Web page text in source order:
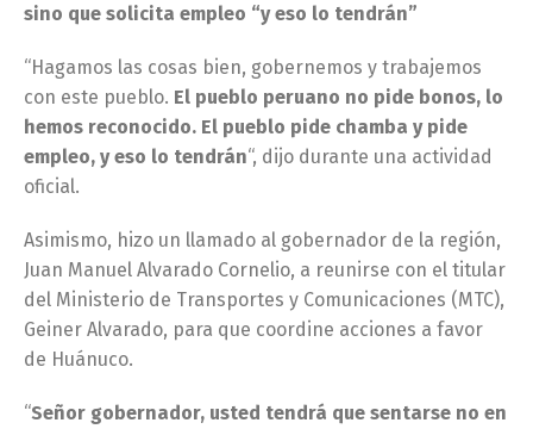
sino que solicita empleo “y eso lo tendrán”
“Hagamos las cosas bien, gobernemos y trabajemos
con este pueblo. El pueblo peruano no pide bonos, lo
hemos reconocido. El pueblo pide chamba y pide
empleo, y eso lo tendrán“, dijo durante una actividad
oficial.
Asimismo, hizo un llamado al gobernador de la región,
Juan Manuel Alvarado Cornelio, a reunirse con el titular
del Ministerio de Transportes y Comunicaciones (MTC),
Geiner Alvarado, para que coordine acciones a favor
de Huánuco.
“Señor gobernador, usted tendrá que sentarse no en